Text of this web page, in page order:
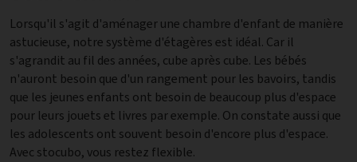
Lorsqu'il s'agit d'aménager une chambre d'enfant de manière
astucieuse, notre système d'étagères est idéal. Car il
s'agrandit au fil des années, cube après cube. Les bébés
n'auront besoin que d'un rangement pour les bavoirs, tandis
que les jeunes enfants ont besoin de beaucoup plus d'espace
pour leurs jouets et livres par exemple. On constate aussi que
les adolescents ont souvent besoin d'encore plus d'espace.
Avec stocubo, vous restez flexible.